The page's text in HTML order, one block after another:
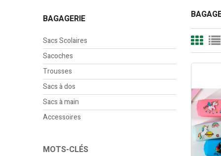
BAGAGERIE
Sacs Scolaires
Sacoches
Trousses
Sacs à dos
Sacs à main
Accessoires
MOTS-CLÉS